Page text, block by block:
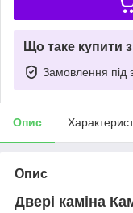
Що таке купити
Замовлення під
Опис
Опис
Двері каміна